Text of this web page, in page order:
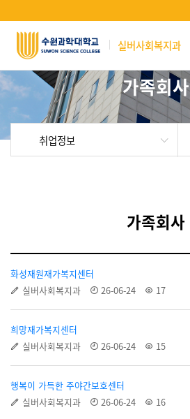
실버사회복지과
가족회사
취업정보
가족회사
화성재원재가복지센터
실버사회복지과
26-06-24 17
희망재가복지센터
실버사회복지과
26-06-24 15
행복이 가득한 주야간보호센터
실버사회복지과
26-06-24 16